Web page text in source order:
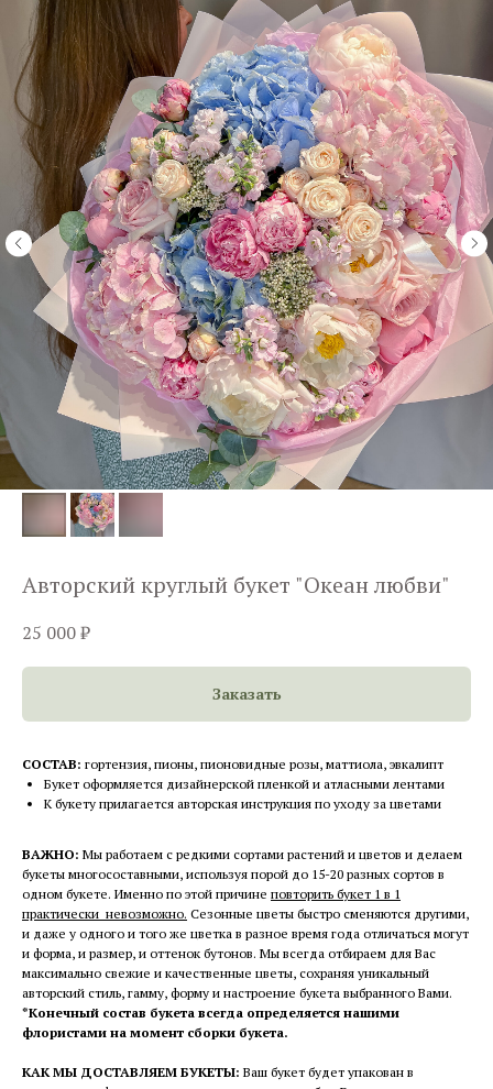
Авторский круглый букет "Океан любви"
25 000₽
Заказать
СОСТАВ: гортензия, пионы, пионовидные розы, маттиола, эвкалипт
Букет оформляется дизайнерской пленкой и атласными лентами
К букету прилагается авторская инструкция по уходу за цветами
ВАЖНО: Мы работаем с редкими сортами растений и цветов и делаем
букеты многосоставными, используя порой до 15-20 разных сортов в
одном букете. Именно по этой причине повторить букет 1 в 1
практически невозможно. Сезонные цветы быстро сменяются другими,
и даже у одного и того же цветка в разное время года отличаться могут
и форма, и размер, и оттенок бутонов. Мы всегда отбираем для Вас
максимально свежие и качественные цветы, сохраняя уникальный
авторский стиль, гамму, форму и настроение букета выбранного Вами.
*Конечный состав букета всегда определяется нашими
флористами на момент сборки букета.
КАК МЫ ДОСТАВЛЯЕМ БУКЕТЫ: Ваш букет будет упакован в